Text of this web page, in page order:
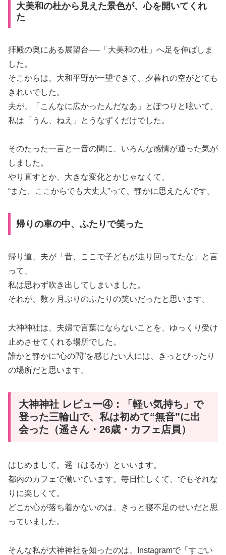
大美和の杜から見えた景色が、心を開いてくれ
た
拝殿の奥にある展望台──「大美和の杜」へ足を伸ばしま
した。
そこからは、大和平野が一望できて、夕暮れの空がとても
きれいでした。
夫が、「こんなに広かったんだなあ」とぽつりと呟いて、
私は「うん、ねえ」とうなずくだけでした。
そのたった一言と一音の間に、いろんな感情が通った気が
しました。
やり直すとか、大きな変化とかじゃなくて、
“また、ここからでも大丈夫”って、静かに思えたんです。
帰りの車の中、ふたりで笑った
帰り道、夫が「昔、ここで子どもが走り回ってたな」と言
って、
私は思わず吹き出してしまいました。
それが、数ヶ月ぶりのふたりの笑いだったと思います。
大神神社は、夫婦で言葉にならないことを、ゆっくり受け
止めさせてくれる場所でした。
誰かと静かに“心の間”を感じたい人には、きっとぴったり
の場所だと思います。
大神神社 レビュー④：「軽い気持ち」で
登った三輪山で、私は初めて“無音”に出
会った（遥さん・26歳・カフェ店員）
はじめまして。遥（はるか）といいます。
都内のカフェで働いています。毎日忙しくて、でもそれな
りに楽しくて。
どこか心が落ち着かないのは、きっと寝不足のせいだと思
っていました。
そんな私が大神神社を知ったのは、Instagramで「すごい